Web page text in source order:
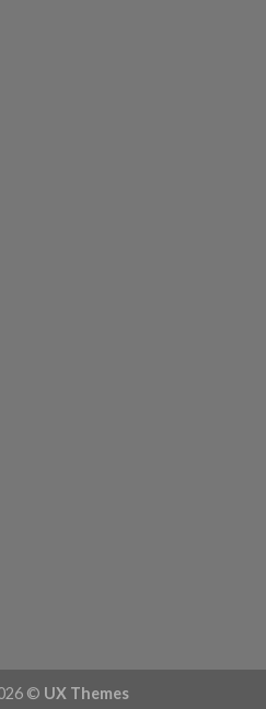
© UX Themes